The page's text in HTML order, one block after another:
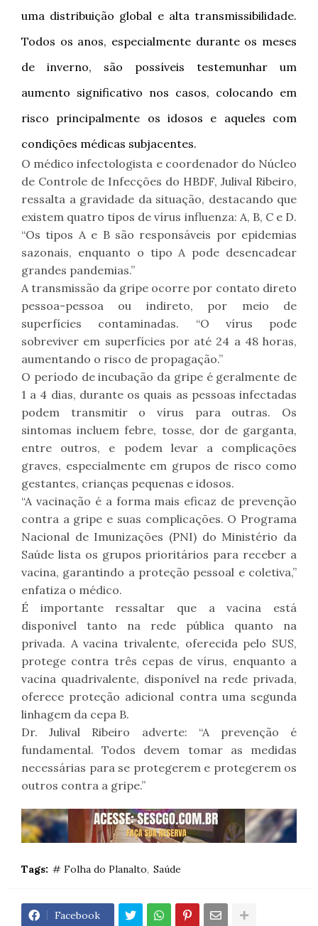
uma distribuição global e alta transmissibilidade.
Todos os anos, especialmente durante os meses
de inverno, são possíveis testemunhar um
aumento significativo nos casos, colocando em
risco principalmente os idosos e aqueles com
condições médicas subjacentes.
O médico infectologista e coordenador do Núcleo
de Controle de Infecções do HBDF, Julival Ribeiro,
ressalta a gravidade da situação, destacando que
existem quatro tipos de vírus influenza: A, B, C e D.
“Os tipos A e B são responsáveis por epidemias
sazonais, enquanto o tipo A pode desencadear
grandes pandemias.”
A transmissão da gripe ocorre por contato direto
pessoa-pessoa ou indireto, por meio de
superfícies contaminadas. “O vírus pode
sobreviver em superfícies por até 24 a 48 horas,
aumentando o risco de propagação.”
O período de incubação da gripe é geralmente de
1 a 4 dias, durante os quais as pessoas infectadas
podem transmitir o vírus para outras. Os
sintomas incluem febre, tosse, dor de garganta,
entre outros, e podem levar a complicações
graves, especialmente em grupos de risco como
gestantes, crianças pequenas e idosos.
“A vacinação é a forma mais eficaz de prevenção
contra a gripe e suas complicações. O Programa
Nacional de Imunizações (PNI) do Ministério da
Saúde lista os grupos prioritários para receber a
vacina, garantindo a proteção pessoal e coletiva,”
enfatiza o médico.
É importante ressaltar que a vacina está
disponível tanto na rede pública quanto na
privada. A vacina trivalente, oferecida pelo SUS,
protege contra três cepas de vírus, enquanto a
vacina quadrivalente, disponível na rede privada,
oferece proteção adicional contra uma segunda
linhagem da cepa B.
Dr. Julival Ribeiro adverte: “A prevenção é
fundamental. Todos devem tomar as medidas
necessárias para se protegerem e protegerem os
outros contra a gripe.”
Tags: # Folha do Planalto Saúde
Facebook